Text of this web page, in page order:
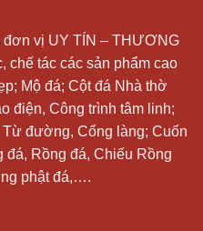
vị UY TÍN – THƯƠNG
chế tác các sản phẩm cao
Mộ đá; Cột đá Nhà thờ
điện, Công trình tâm linh;
đường, Cổng làng; Cuốn
đá, Rồng đá, Chiếu Rồng
phật đá,….